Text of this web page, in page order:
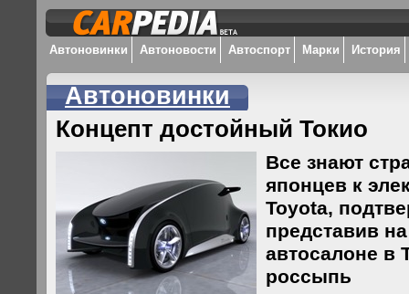
Автоновинки Автоновости Автоспорт Марки История
Автоновинки
Концепт достойный Токио
Все знают
японцев к
Toyota,
представив
автосалоне в
россыпь